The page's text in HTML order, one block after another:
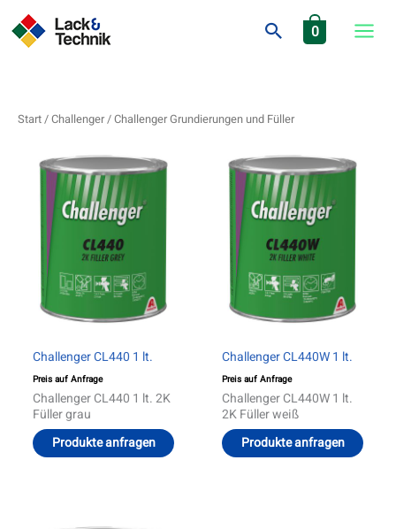
Inhalt
springen
Suchen
0
Start/Challenger/ Challenger Grundierungen und Füller
Challenger CL440 1 lt.
Preis auf Anfrage
Challenger CL440 1 lt. 2K
Füller grau
Produkte anfragen
Challenger CL440W 1 lt.
Preis auf Anfrage
Challenger CL440W 1 lt.
2K Füller weiß
Produkte anfragen